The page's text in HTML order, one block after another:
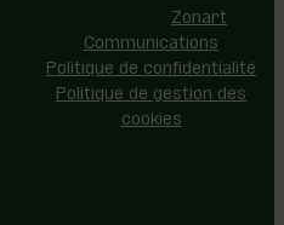
Zonart
Communications
Politique de confidentialité
Politique de gestion des
cookies